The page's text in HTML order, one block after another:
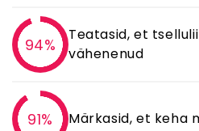
94%
Teatasid, et
vähenenud
91% Märkasid, et keha